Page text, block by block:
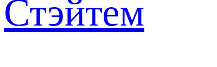
Стэйтем